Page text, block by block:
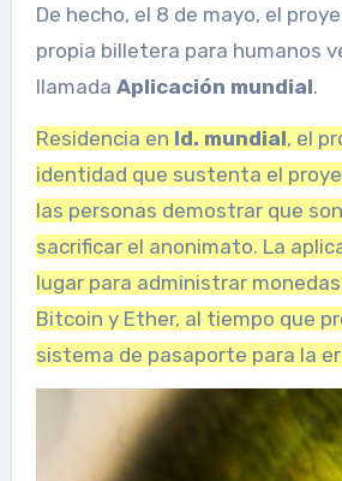
De hecho, el 8 de mayo, el
propia billetera para humanos
llamada Aplicación mundial.
Residencia en Id. mundial, el
identidad que sustenta el
las personas demostrar que
sacrificar el anonimato. La
lugar para administrar
Bitcoin y Ether, al tiempo que
sistema de pasaporte para la